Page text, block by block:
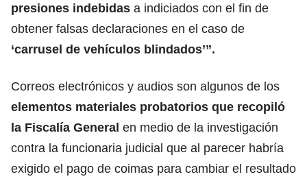
presiones indebidas a indiciados con el fin de
obtener falsas declaraciones en el caso de
‘carrusel de vehículos blindados’”.
Correos electrónicos y audios son algunos de los
elementos materiales probatorios que recopiló
la Fiscalía General en medio de la investigación
contra la funcionaria judicial que al parecer habría
exigido el pago de coimas para cambiar el resultado